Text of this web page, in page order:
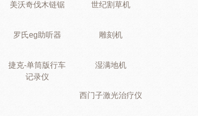
美沃奇伐木链锯 世纪割草机
罗氏eg助听器 雕刻机
捷克-单筒版行车
记录仪
湿满地机
西门子激光治疗仪